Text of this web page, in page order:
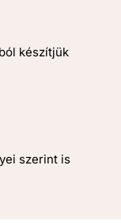
készítjük
szerint is